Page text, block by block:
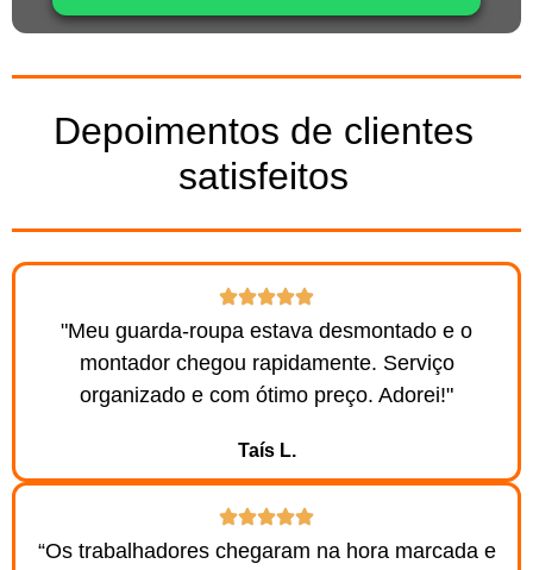
Depoimentos de clientes
satisfeitos
"Meu guarda-roupa estava desmontado e o
montador chegou rapidamente. Serviço
organizado e com ótimo preço. Adorei!"
Taís L.
“Os trabalhadores chegaram na hora marcada e